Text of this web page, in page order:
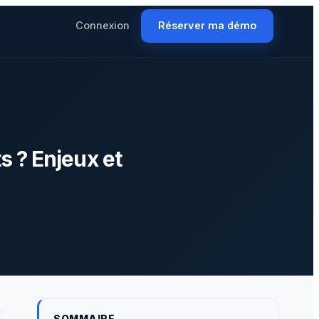
Connexion Réserver ma démo
? Enjeux et